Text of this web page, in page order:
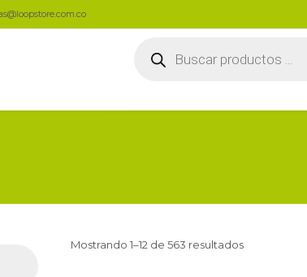
productos
Mostrando 1–12 de 563 resultados